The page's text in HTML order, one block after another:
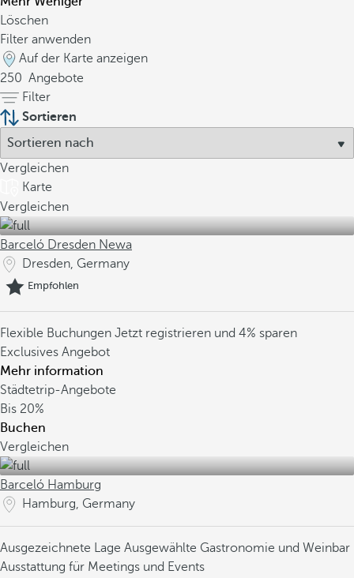
Löschen
Filter anwenden
Auf der Karte anzeigen
250 Angebote
Filter
Sortieren
Vergleichen
Karte
Vergleichen
Barceló Dresden Newa
Dresden, Germany
Empfohlen
Flexible Buchungen Jetzt registrieren und 4% sparen
Exclusives Angebot
Mehr information
Städtetrip-Angebote
Bis 20%
Buchen
Vergleichen
Barceló Hamburg
Hamburg, Germany
Ausgezeichnete Lage Ausgewählte Gastronomie und Weinbar
Ausstattung für Meetings und Events